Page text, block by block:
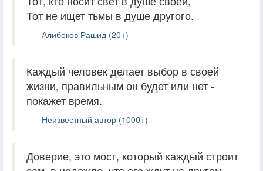
Тот не ищет тьмы в душе другого.
Алибеков Рашид (20+)
Каждый человек делает выбор в своей
жизни, правильным он будет или нет -
покажет время.
Неизвестный автор (1000+)
Доверие, это мост, который каждый строит